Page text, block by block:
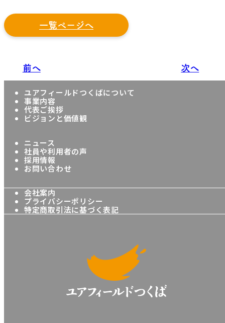
一覧ページへ
前へ 次へ
ユアフィールドつくばについて
事業内容
代表ご挨拶
ビジョンと価値観
ニュース
社員や利用者の声
採用情報
お問い合わせ
会社案内
プライバシーポリシー
特定商取引法に基づく表記